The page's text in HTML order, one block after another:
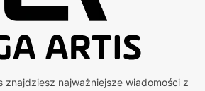
znajdziesz najważniejsze wiadomości z